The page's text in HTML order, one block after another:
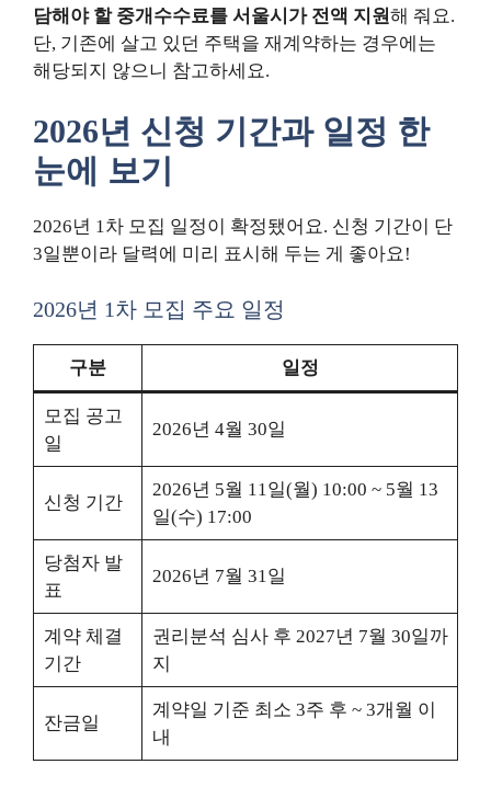
담해야 할 중개수수료를 서울시가 전액 지원해 줘요.
단, 기존에 살고 있던 주택을 재계약하는 경우에는
해당되지 않으니 참고하세요.
2026년 신청 기간과 일정 한
눈에 보기
2026년 1차 모집 일정이 확정됐어요. 신청 기간이 단
3일뿐이라 달력에 미리 표시해 두는 게 좋아요!
2026년 1차 모집 주요 일정
구분 일정
모집 공고
일
2026년 4월 30일
신청 기간
2026년 5월 11일(월) 10:00 ~ 5월 13
일(수) 17:00
당첨자 발
표
2026년 7월 31일
계약 체결
기간
권리분석 심사 후 2027년 7월 30일까
지
잔금일
계약일 기준 최소 3주 후 ~ 3개월 이
내